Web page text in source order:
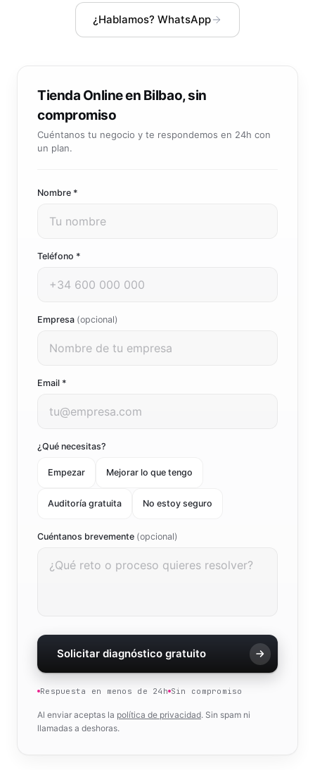
Integración IA
IA integrada en tus sistemas y productos
Atención al cliente 24/7
Resuelve consultas y tickets con IA
¿Hablamos? WhatsApp
Tienda Online en Bilbao, sin
compromiso
Cuéntanos tu negocio y te respondemos en 24h con
un plan.
Nombre *
Teléfono *
Empresa (opcional)
Email *
¿Qué necesitas?
Empezar Mejorar lo que tengo
Auditoría gratuita No estoy seguro
Cuéntanos brevemente (opcional)
Solicitar diagnóstico gratuito
Respuesta en menos de 24h Sin compromiso
Al enviar aceptas la política de privacidad. Sin spam ni
llamadas a deshoras.